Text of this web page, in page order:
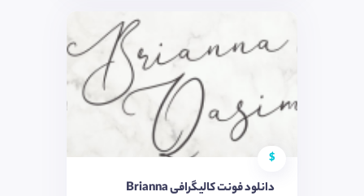
$
دانلود فونت کالیگرافی Brianna